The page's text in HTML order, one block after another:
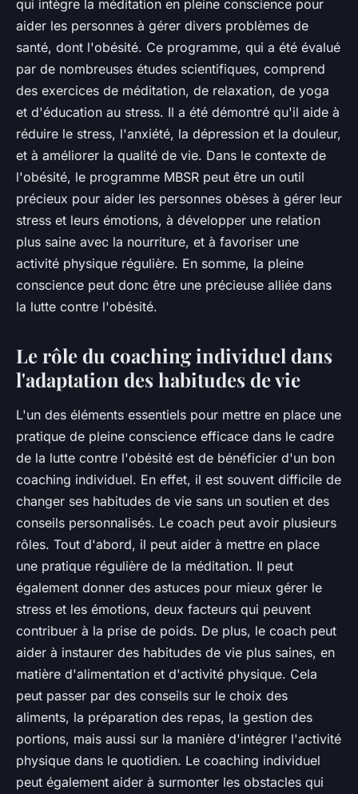
qui intègre la méditation en pleine conscience pour
aider les personnes à gérer divers problèmes de
santé, dont l'obésité. Ce programme, qui a été évalué
par de nombreuses études scientifiques, comprend
des exercices de méditation, de relaxation, de yoga
et d'éducation au stress. Il a été démontré qu'il aide à
réduire le stress, l'anxiété, la dépression et la douleur,
et à améliorer la qualité de vie. Dans le contexte de
l'obésité, le programme MBSR peut être un outil
précieux pour aider les personnes obèses à gérer leur
stress et leurs émotions, à développer une relation
plus saine avec la nourriture, et à favoriser une
activité physique régulière. En somme, la pleine
conscience peut donc être une précieuse alliée dans
la lutte contre l'obésité.
Le rôle du coaching individuel dans
l'adaptation des habitudes de vie
L'un des éléments essentiels pour mettre en place une
pratique de pleine conscience efficace dans le cadre
de la lutte contre l'obésité est de bénéficier d'un bon
coaching individuel. En effet, il est souvent difficile de
changer ses habitudes de vie sans un soutien et des
conseils personnalisés. Le coach peut avoir plusieurs
rôles. Tout d'abord, il peut aider à mettre en place
une pratique régulière de la méditation. Il peut
également donner des astuces pour mieux gérer le
stress et les émotions, deux facteurs qui peuvent
contribuer à la prise de poids. De plus, le coach peut
aider à instaurer des habitudes de vie plus saines, en
matière d'alimentation et d'activité physique. Cela
peut passer par des conseils sur le choix des
aliments, la préparation des repas, la gestion des
portions, mais aussi sur la manière d'intégrer l'activité
physique dans le quotidien. Le coaching individuel
peut également aider à surmonter les obstacles qui